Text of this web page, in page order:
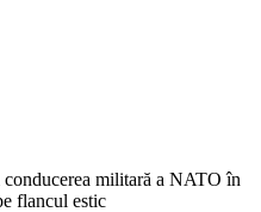
militară a NATO în
flancul estic